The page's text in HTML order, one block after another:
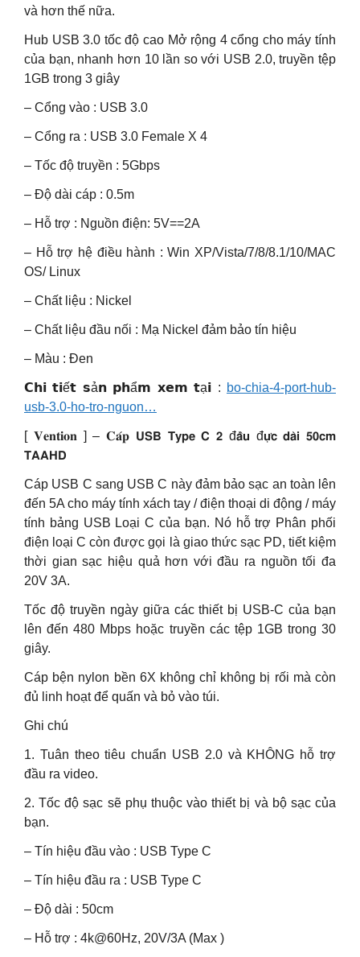
và hơn thế nữa.
Hub USB 3.0 tốc độ cao Mở rộng 4 cổng cho máy tính
của bạn, nhanh hơn 10 lần so với USB 2.0, truyền tệp
1GB trong 3 giây
– Cổng vào : USB 3.0
– Cổng ra : USB 3.0 Female X 4
– Tốc độ truyền : 5Gbps
– Độ dài cáp : 0.5m
– Hỗ trợ : Nguồn điện: 5V==2A
– Hỗ trợ hệ điều hành : Win XP/Vista/7/8/8.1/10/MAC
OS/ Linux
– Chất liệu : Nickel
– Chất liệu đầu nối : Mạ Nickel đảm bảo tín hiệu
– Màu : Đen
𝗖𝗵𝗶 𝘁𝗶ế𝘁 𝘀ả𝗻 𝗽𝗵ẩ𝗺 𝘅𝗲𝗺 𝘁ạ𝗶 : bo-chia-4-port-hub-
usb-3.0-ho-tro-nguon…
[ 𝐕𝐞𝐧𝐭𝐢𝐨𝐧 ] – 𝐂𝐚́𝐩 𝗨𝗦𝗕 𝗧𝘆𝗽𝗲 𝗖 𝟮 đ𝗮̂̀𝘂 đ𝘂̛̣𝗰 𝗱𝗮̀𝗶 𝟱𝟬𝗰𝗺
𝗧𝗔𝗔𝗛𝗗
Cáp USB C sang USB C này đảm bảo sạc an toàn lên
đến 5A cho máy tính xách tay / điện thoại di động / máy
tính bảng USB Loại C của bạn. Nó hỗ trợ Phân phối
điện loại C còn được gọi là giao thức sạc PD, tiết kiệm
thời gian sạc hiệu quả hơn với đầu ra nguồn tối đa
20V 3A.
Tốc độ truyền ngày giữa các thiết bị USB-C của bạn
lên đến 480 Mbps hoặc truyền các tệp 1GB trong 30
giây.
Cáp bện nylon bền 6X không chỉ không bị rối mà còn
đủ linh hoạt để quấn và bỏ vào túi.
Ghi chú
1. Tuân theo tiêu chuẩn USB 2.0 và KHÔNG hỗ trợ
đầu ra video.
2. Tốc độ sạc sẽ phụ thuộc vào thiết bị và bộ sạc của
bạn.
– Tín hiệu đầu vào : USB Type C
– Tín hiệu đầu ra : USB Type C
– Độ dài : 50cm
– Hỗ trợ : 4k@60Hz, 20V/3A (Max )